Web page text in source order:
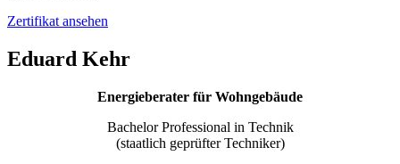
Zertifikat ansehen
Eduard Kehr
Energieberater für Wohngebäude
Bachelor Professional in Technik
(staatlich geprüfter Techniker)